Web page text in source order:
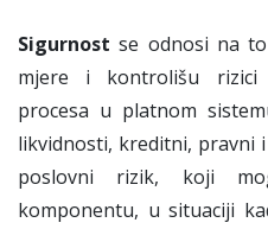
Sigurnost se odnosi na
mjere i kontrolišu rizici
procesa u platnom
likvidnosti, kreditni, pravni
poslovni rizik, koji
komponentu, u situaciji